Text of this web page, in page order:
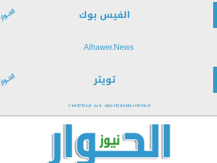
الفيس بوك
Alhawer.News
تويتر
Tweets by alhewarnews